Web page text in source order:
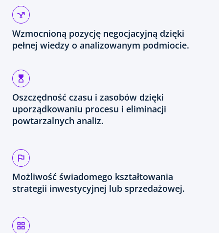
Wzmocnioną pozycję negocjacyjną dzięki
pełnej wiedzy o analizowanym podmiocie.
Oszczędność czasu i zasobów dzięki
uporządkowaniu procesu i eliminacji
powtarzalnych analiz.
Możliwość świadomego kształtowania
strategii inwestycyjnej lub sprzedażowej.